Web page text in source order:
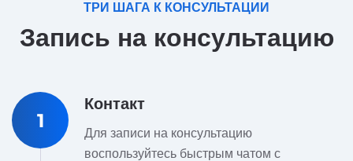
ТРИ ШАГА К КОНСУЛЬТАЦИИ
Запись на консультацию
1
Контакт
Для записи на консультацию
воспользуйтесь быстрым чатом с